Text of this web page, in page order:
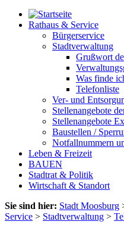
Rathaus & Service
Bürgerservice
Stadtverwaltung
Grußwort
Was finde
Telefonliste
Ver- und
Stellenangebote
Stellenangebote
Baustellen /
Notfallnummern
Leben & Freizeit
BAUEN
Stadtrat & Politik
Wirtschaft & Standort
Sie sind hier: Stadt Moosburg
Service > Stadtverwaltung >